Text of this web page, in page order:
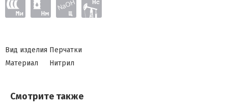
Вид изделия Перчатки
Материал
Нитрил
Смотрите также